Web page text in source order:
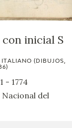
con inicial S
(DIBUJOS,
- 1774
Nacional del